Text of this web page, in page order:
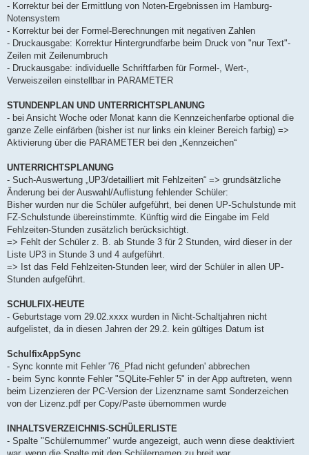
- Korrektur bei der Ermittlung von Noten-Ergebnissen im Hamburg-
Notensystem
- Korrektur bei der Formel-Berechnungen mit negativen Zahlen
- Druckausgabe: Korrektur Hintergrundfarbe beim Druck von "nur Text"-
Zeilen mit Zeilenumbruch
- Druckausgabe: individuelle Schriftfarben für Formel-, Wert-,
Verweiszeilen einstellbar in PARAMETER
STUNDENPLAN UND UNTERRICHTSPLANUNG
- bei Ansicht Woche oder Monat kann die Kennzeichenfarbe optional die
ganze Zelle einfärben (bisher ist nur links ein kleiner Bereich farbig) =>
Aktivierung über die PARAMETER bei den „Kennzeichen“
UNTERRICHTSPLANUNG
- Such-Auswertung „UP3/detailliert mit Fehlzeiten“ => grundsätzliche
Änderung bei der Auswahl/Auflistung fehlender Schüler:
Bisher wurden nur die Schüler aufgeführt, bei denen UP-Schulstunde mit
FZ-Schulstunde übereinstimmte. Künftig wird die Eingabe im Feld
Fehlzeiten-Stunden zusätzlich berücksichtigt.
=> Fehlt der Schüler z. B. ab Stunde 3 für 2 Stunden, wird dieser in der
Liste UP3 in Stunde 3 und 4 aufgeführt.
=> Ist das Feld Fehlzeiten-Stunden leer, wird der Schüler in allen UP-
Stunden aufgeführt.
SCHULFIX-HEUTE
- Geburtstage vom 29.02.xxxx wurden in Nicht-Schaltjahren nicht
aufgelistet, da in diesen Jahren der 29.2. kein gültiges Datum ist
SchulfixAppSync
- Sync konnte mit Fehler '76_Pfad nicht gefunden' abbrechen
- beim Sync konnte Fehler "SQLite-Fehler 5" in der App auftreten, wenn
beim Lizenzieren der PC-Version der Lizenzname samt Sonderzeichen
von der Lizenz.pdf per Copy/Paste übernommen wurde
INHALTSVERZEICHNIS-SCHÜLERLISTE
- Spalte "Schülernummer" wurde angezeigt, auch wenn diese deaktiviert